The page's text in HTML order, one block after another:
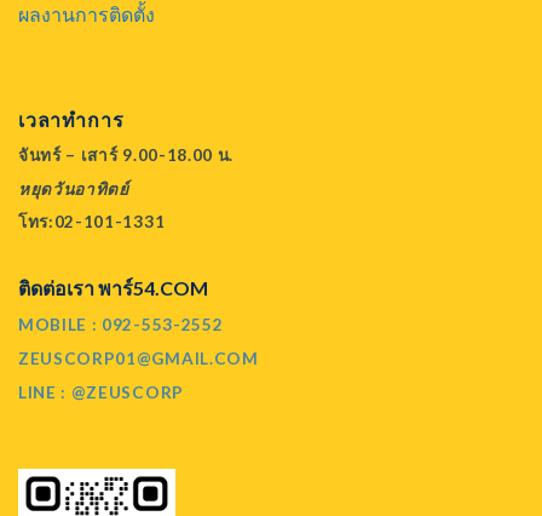
ผลงานการติดตั้ง
เวลาทำการ
จันทร์ – เสาร์ 9.00-18.00 น.
หยุดวันอาทิตย์
โทร:02-101-1331
ติดต่อเรา พาร์54.COM
MOBILE : 092-553-2552
ZEUSCORP01@GMAIL.COM
LINE : @ZEUSCORP